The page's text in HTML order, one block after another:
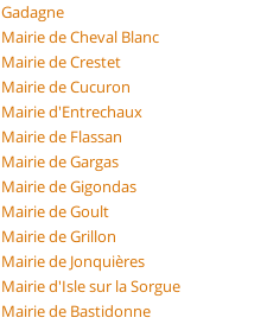
Gadagne
Mairie de Cheval Blanc
Mairie de Crestet
Mairie de Cucuron
Mairie d'Entrechaux
Mairie de Flassan
Mairie de Gargas
Mairie de Gigondas
Mairie de Goult
Mairie de Grillon
Mairie de Jonquières
Mairie d'Isle sur la Sorgue
Mairie de Bastidonne